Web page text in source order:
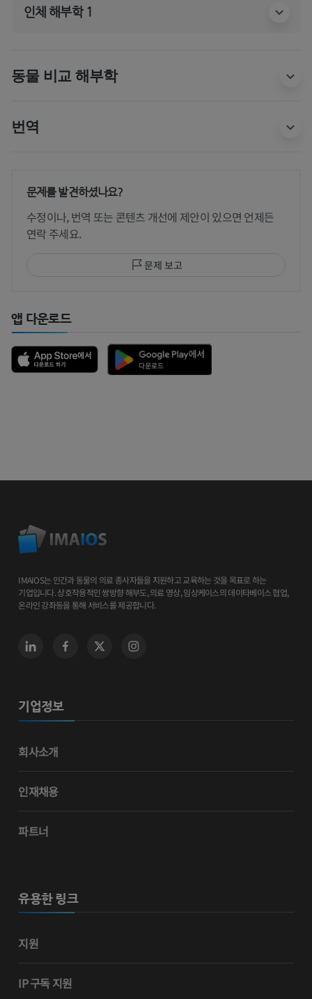
인체 해부학 1
동물 비교 해부학
번역
문제를 발견하셨나요?
수정이나, 번역 또는 콘텐츠 개선에 제안이 있으면 언제든
연락 주세요.
문제 보고
앱 다운로드
IMAIOS는 인간과 동물의 의료 종사자들을 지원하고 교육하는 것을 목표로 하는
기업입니다. 상호작용적인 쌍방향 해부도, 의료 영상, 임상케이스의 데이타베이스 협업,
온라인 강좌등을 통해 서비스를 제공합니다.
기업정보
회사소개
인재채용
파트너
유용한 링크
지원
IP 구독 지원